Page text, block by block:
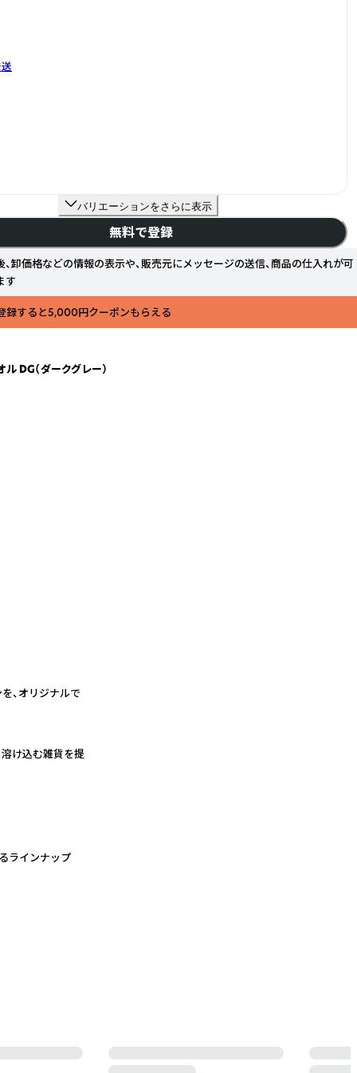
バリエーションをさらに表示
無料で登録
、卸価格などの情報の表示や、販売元にメッセージの送信、商品の仕入れが可
す
登録すると5,000円クーポンもらえる
DG（ダークグレー）
、オリジナルで
溶け込む雑貨を提
ラインナップ